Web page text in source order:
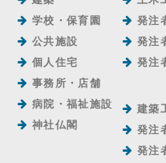
学校・保育園
公共施設
個人住宅
事務所・店舗
病院・福祉施設
神社仏閣
発注
発注
発注
建築
発注
発注